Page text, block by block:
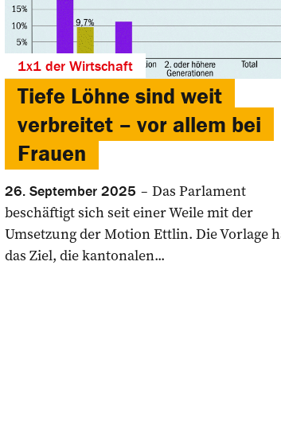
1x1 der Wirtschaft
Tiefe Löhne sind weit
verbreitet – vor allem bei
Frauen
26. September 2025
Das Parlament
beschäftigt sich seit einer Weile mit der
Umsetzung der Motion Ettlin. Die Vorlage
das Ziel, die kantonalen...